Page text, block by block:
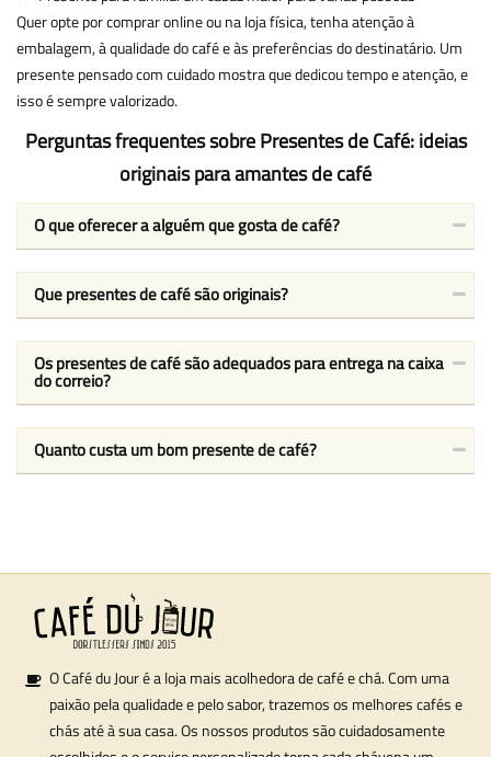
Quer opte por comprar online ou na loja física, tenha atenção à
embalagem, à qualidade do café e às preferências do destinatário. Um
presente pensado com cuidado mostra que dedicou tempo e atenção, e
isso é sempre valorizado.
Perguntas frequentes sobre Presentes de Café: ideias
originais para amantes de café
O que oferecer a alguém que gosta de café?
Que presentes de café são originais?
Os presentes de café são adequados para entrega na caixa
do correio?
Quanto custa um bom presente de café?
O Café du Jour é a loja mais acolhedora de café e chá. Com uma
paixão pela qualidade e pelo sabor, trazemos os melhores cafés e
chás até à sua casa. Os nossos produtos são cuidadosamente